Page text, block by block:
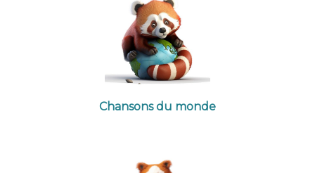
Chansons du monde